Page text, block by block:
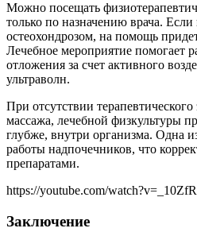
Можно посещать
только по назначению врача.
остеохондрозом, на помощь
Лечебное мероприятие помогает
отложения за счет активного
ультраволн.
При отсутствии
массажа, лечебной физкультуры
глубже, внутри организма. Одна
работы надпочечников, что
препаратами.
https://youtube.com/
Заключение